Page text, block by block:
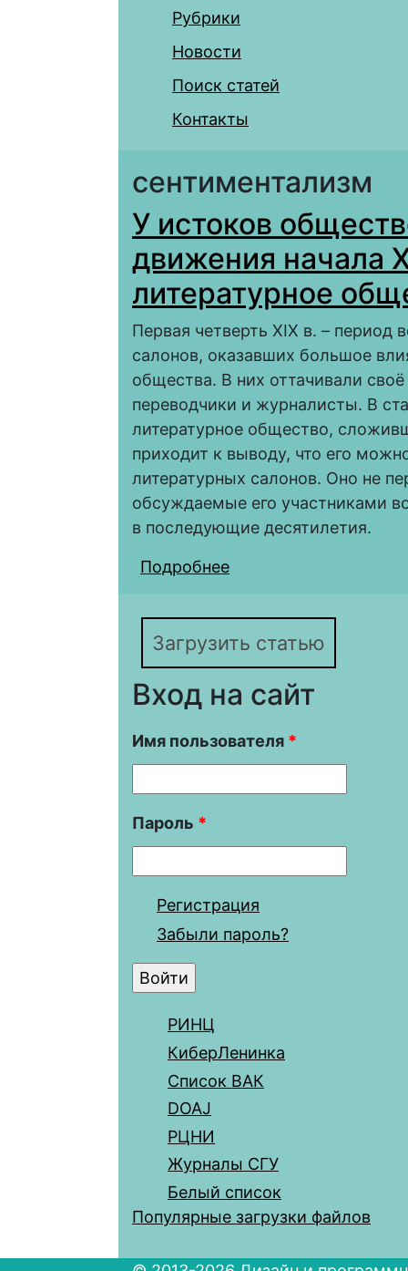
Рубрики
Новости
Поиск статей
Контакты
сентиментализм
У истоков
движения начала
литературное
Первая четверть XIX в. – период
салонов, оказавших большое
общества. В них оттачивали
переводчики и журналисты. В
литературное общество,
приходит к выводу, что его
литературных салонов. Оно не
обсуждаемые его участниками
в последующие десятилетия.
Подробнее
Загрузить статью
Вход на сайт
Имя пользователя *
Пароль *
Регистрация
Забыли пароль?
РИНЦ
КиберЛенинка
Список ВАК
DOAJ
РЦНИ
Журналы СГУ
Белый список
Популярные загрузки файлов